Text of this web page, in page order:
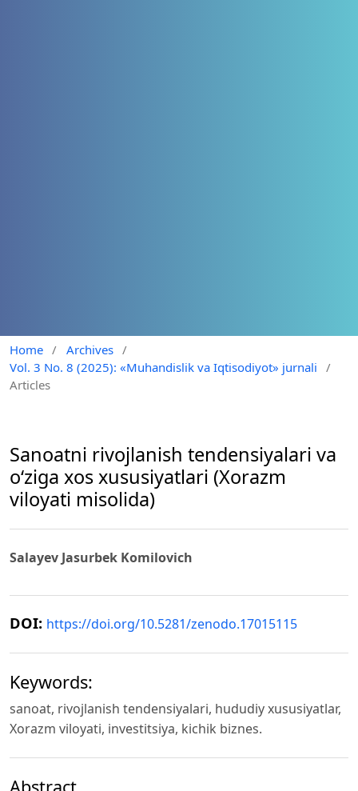
Home / Archives /
Vol. 3 No. 8 (2025): «Muhandislik va Iqtisodiyot» jurnali
/
Articles
Sanoatni rivojlanish tendensiyalari vа
oʻzigа xоs xususiyatlari (Xorazm
viloyati misolida)
Salayev Jasurbek Komilovich
DOI: https://doi.org/10.5281/zenodo.17015115
Keywords:
sanoat, rivojlanish tendensiyalari, hududiy xususiyatlar,
Xorazm viloyati, investitsiya, kichik biznes.